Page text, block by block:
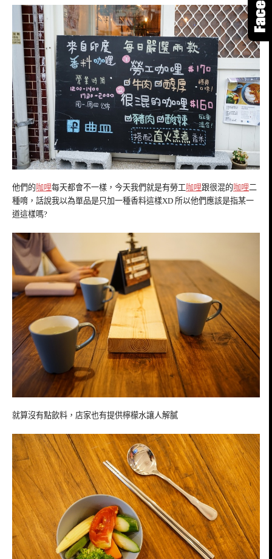
他們的咖哩每天都會不一樣，今天我們就是有勞工咖哩跟很混的咖哩二
種唷，話說我以為單品是只加一種香料這樣XD 所以他們應該是指某一
道這樣嗎?
就算沒有點飲料，店家也有提供檸檬水讓人解膩